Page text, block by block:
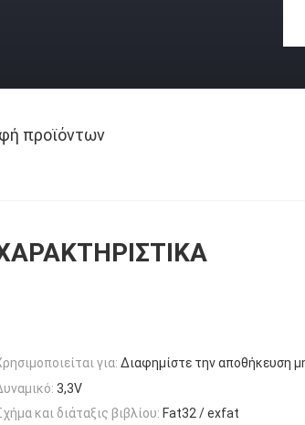
προϊόντων
για: Διαφημίστε την αποθήκευση
3,3V
και διάταξις βιβλίου: Fat32 / exfat